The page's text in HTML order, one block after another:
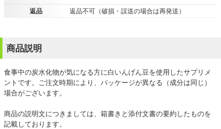
返品
返品不可（破損・誤送の場合は再発送）
商品説明
食事中の炭水化物が気になる方に白いんげん豆を使用したサプリメ
ントです。ご注文時期により、パッケージが異なる（成分は同じ）
場合がございます。
商品の説明文につきましては、箱書きと添付文書の要約したものを
記載しております。